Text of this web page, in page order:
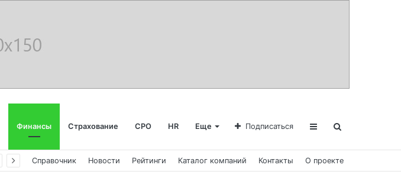
Финансы Страхование СРО HR Еще Подписаться
Справочник Новости Рейтинги Каталог компаний Контакты О проекте